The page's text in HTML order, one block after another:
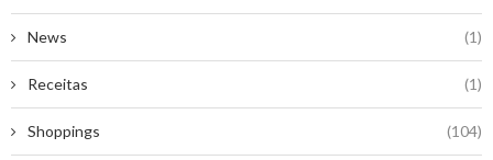
News (1)
Receitas (1)
Shoppings (104)